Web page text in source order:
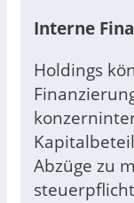
Interne
Holdings
Abzüge zu